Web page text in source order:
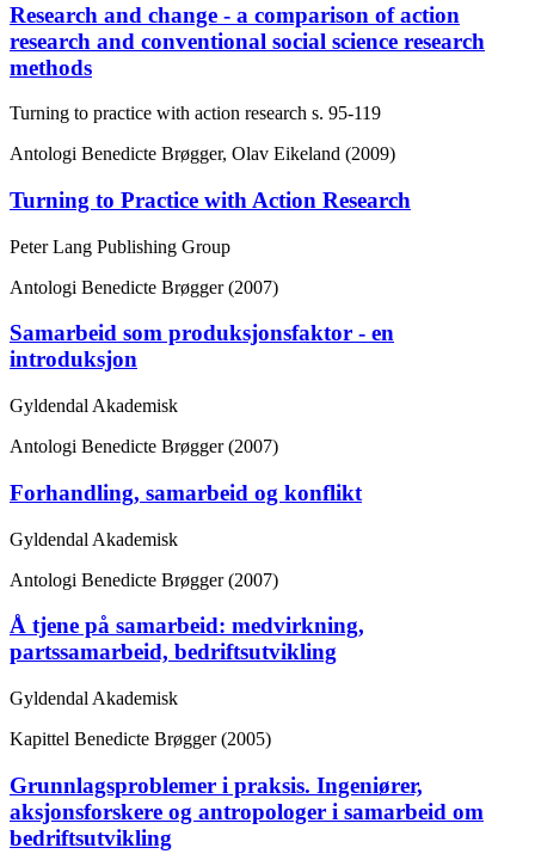
Research and change - a comparison of action
research and conventional social science research
methods
Turning to practice with action research s. 95-119
Antologi Benedicte Brøgger, Olav Eikeland (2009)
Turning to Practice with Action Research
Peter Lang Publishing Group
Antologi Benedicte Brøgger (2007)
Samarbeid som produksjonsfaktor - en
introduksjon
Gyldendal Akademisk
Antologi Benedicte Brøgger (2007)
Forhandling, samarbeid og konflikt
Gyldendal Akademisk
Antologi Benedicte Brøgger (2007)
Å tjene på samarbeid: medvirkning,
partssamarbeid, bedriftsutvikling
Gyldendal Akademisk
Kapittel Benedicte Brøgger (2005)
Grunnlagsproblemer i praksis. Ingeniører,
aksjonsforskere og antropologer i samarbeid om
bedriftsutvikling